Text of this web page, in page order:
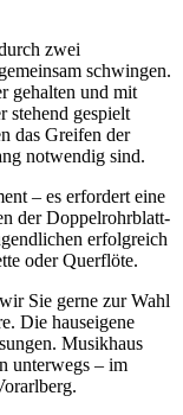
zwei
schwingen.
gehalten und mit
stehend gespielt
das Greifen der
notwendig sind.
– es erfordert eine
der Doppelrohrblatt-
erfolgreich
oder Querflöte.
Sie gerne zur Wahl
Die hauseigene
Musikhaus
unterwegs – im